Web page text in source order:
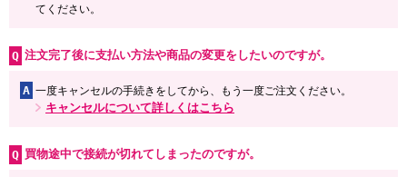
てください。
注文完了後に支払い方法や商品の変更をしたいのですが。
A 一度キャンセルの手続きをしてから、もう一度ご注文ください。
キャンセルについて詳しくはこちら
買物途中で接続が切れてしまったのですが。